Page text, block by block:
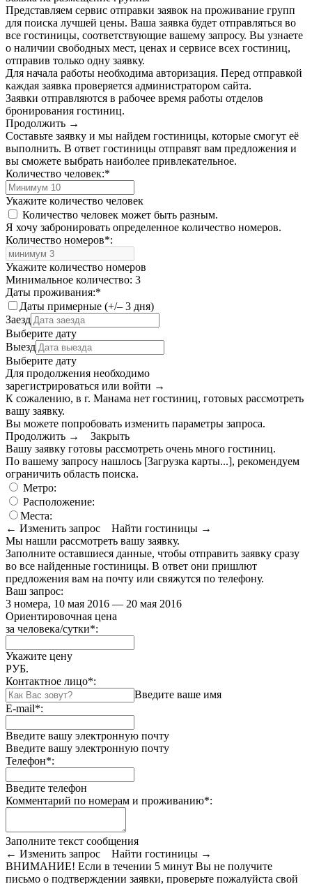
Представляем сервис отправки заявок на проживание групп
для поиска лучшей цены. Ваша заявка будет отправляться во
все гостиницы, соответствующие вашему запросу. Вы узнаете
о наличии свободных мест, ценах и сервисе всех гостиниц,
отправив только одну заявку.
Для начала работы необходима авторизация. Перед отправкой
каждая заявка проверяется администратором сайта.
Заявки отправляются в рабочее время работы отделов
бронирования гостиниц.
Продолжить →
Составьте заявку и мы найдем гостиницы, которые смогут её
выполнить. В ответ гостиницы отправят вам предложения и
вы сможете выбрать наиболее привлекательное.
Количество человек:*
Укажите количество человек
Количество человек может быть разным.
Я хочу забронировать определенное количество номеров.
Количество номеров*:
Укажите количество номеров
Минимальное количество: 3
Даты проживания:*
Даты примерные (+/– 3 дня)
Заезд
Выберите дату
Выезд
Выберите дату
Для продолжения необходимо
зарегистрироваться или войти →
К сожалению, в г. Манама нет гостиниц, готовых рассмотреть
вашу заявку.
Вы можете попробовать изменить параметры запроса.
Продолжить →
Закрыть
Вашу заявку готовы рассмотреть очень много гостиниц.
По вашему запросу нашлось [Загрузка карты...], рекомендуем
ограничить область поиска.
Метро:
Расположение:
Места:
← Изменить запрос
Найти гостиницы →
Мы нашли рассмотреть вашу заявку.
Заполните оставшиеся данные, чтобы отправить заявку сразу
во все найденные гостиницы. В ответ они пришлют
предложения вам на почту или свяжутся по телефону.
Ваш запрос:
3 номера, 10 мая 2016 — 20 мая 2016
Ориентировочная цена
за человека/сутки*:
Укажите цену
РУБ.
Контактное лицо*:
Введите ваше имя
E-mail*:
Введите вашу электронную почту
Введите вашу электронную почту
Телефон*:
Введите телефон
Комментарий по номерам и проживанию*:
Заполните текст сообщения
← Изменить запрос
Найти гостиницы →
ВНИМАНИЕ! Если в течении 5 минут Вы не получите
письмо о подтверждении заявки, проверьте пожалуйста свой